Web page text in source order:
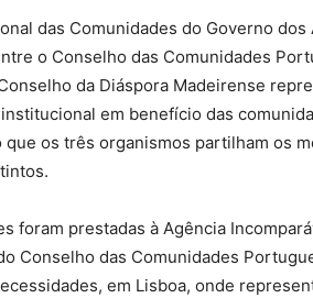
das Comunidades do Governo
o Conselho das Comunidades
da Diáspora Madeirense
em benefício das
os três organismos partilham os
foram prestadas à Agência
Conselho das Comunidades
em Lisboa, onde